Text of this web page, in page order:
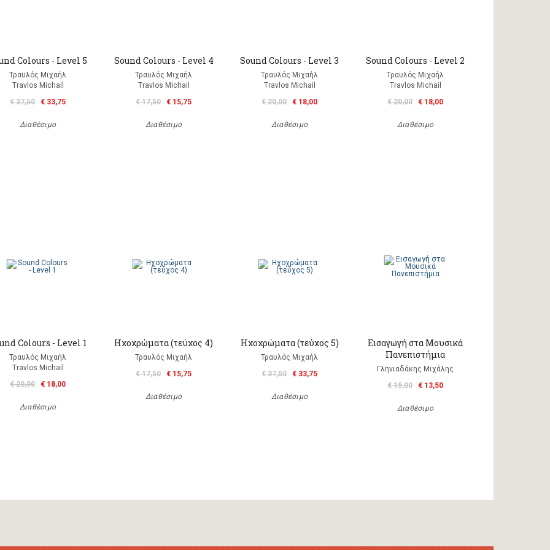
Colours - Level 5
Τραυλός Μιχαήλ
Travlos Michail
€ 37,50
€ 33,75
Διαθέσιμο
Sound Colours - Level 4
Τραυλός Μιχαήλ
Travlos Michail
€ 17,50
€ 15,75
Διαθέσιμο
Sound Colours - Level 3
Τραυλός Μιχαήλ
Travlos Michail
€ 20,00
€ 18,00
Διαθέσιμο
Sound Colours - Level 2
Τραυλός Μιχαήλ
Travlos Michail
€ 20,00
€ 18,00
Διαθέσιμο
Colours - Level 1
Τραυλός Μιχαήλ
Travlos Michail
€ 20,00
€ 18,00
Διαθέσιμο
Ηχοχρώματα (τεύχος 4)
Τραυλός Μιχαήλ
€ 17,50
€ 15,75
Διαθέσιμο
Ηχοχρώματα (τεύχος 5)
Τραυλός Μιχαήλ
€ 37,50
€ 33,75
Διαθέσιμο
Εισαγωγή στα Μουσικά
Πανεπιστήμια
Γληνιαδάκης Μιχάλης
€ 15,00
€ 13,50
Διαθέσιμο